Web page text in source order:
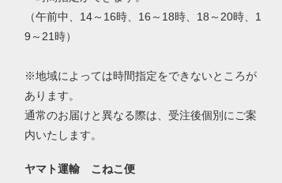
（午前中、14～16時、16～18時、18～20時、1
9～21時）
※地域によっては時間指定をできないところが
あります。
通常のお届けと異なる際は、受注後個別にご案
内いたします。
ヤマト運輸 こねこ便